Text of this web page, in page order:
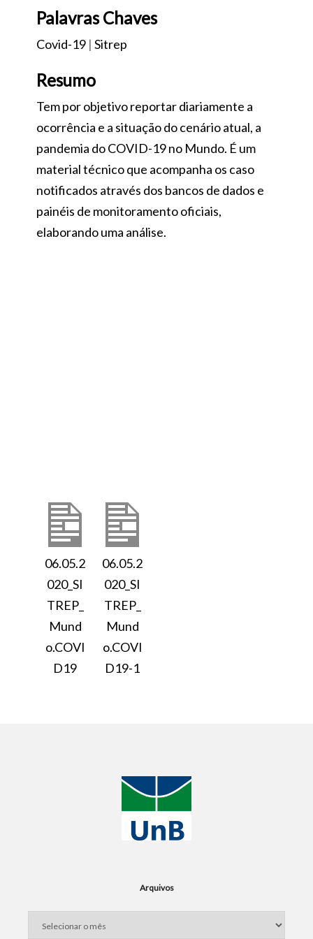
Palavras Chaves
Covid-19 | Sitrep
Resumo
Tem por objetivo reportar diariamente a
ocorrência e a situação do cenário atual, a
pandemia do COVID-19 no Mundo. É um
material técnico que acompanha os caso
notificados através dos bancos de dados e
painéis de monitoramento oficiais,
elaborando uma análise.
06.05.2
020_SI
TREP_
Mund
o.COVI
D19
06.05.2
020_SI
TREP_
Mund
o.COVI
D19-1
Arquivos